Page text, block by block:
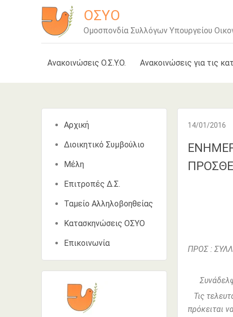
περιεχόμενο
ΟΣΥΟ
Ομοσπονδία Συλλόγων Υπουργείου
Ανακοινώσεις Ο.Σ.Υ.Ο. Ανακοινώσεις για τις
Αρχική
Διοικητικό Συμβούλιο
Μέλη
Επιτροπές Δ.Σ.
Ταμείο Αλληλοβοηθείας
Κατασκηνώσεις ΟΣΥΟ
Επικοινωνία
14/01/2016
ΠΡΟΣ :
Τις
πρόκειται